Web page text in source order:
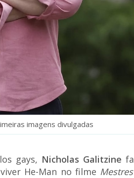
imagens divulgadas
gays, Nicholas Galitzine
He-Man no filme